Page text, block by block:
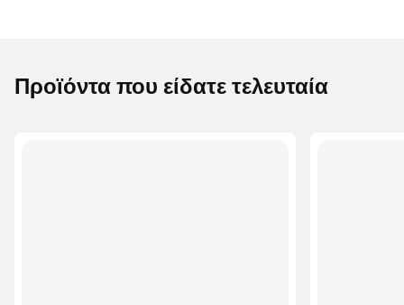
Προϊόντα που είδατε τελευταία